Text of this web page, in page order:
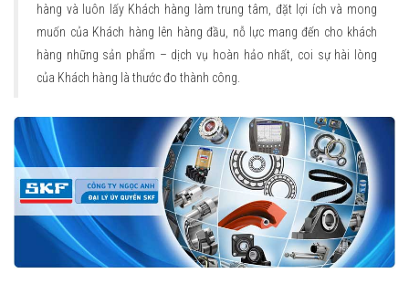
hàng và luôn lấy Khách hàng làm trung tâm, đặt lợi ích và mong
muốn của Khách hàng lên hàng đầu, nỗ lực mang đến cho khách
hàng những sản phẩm – dịch vụ hoàn hảo nhất, coi sự hài lòng
của Khách hàng là thước đo thành công.